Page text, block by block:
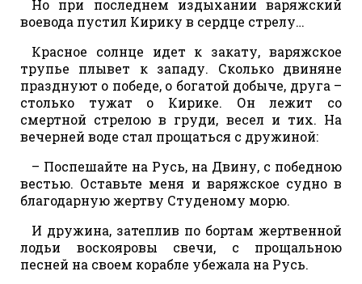
Но при последнем издыхании варяжский
воевода пустил Кирику в сердце стрелу…
Красное солнце идет к закату, варяжское
трупье плывет к западу. Сколько двиняне
празднуют о победе, о богатой добыче, друга –
столько тужат о Кирике. Он лежит со
смертной стрелою в груди, весел и тих. На
вечерней воде стал прощаться с дружиной:
– Поспешайте на Русь, на Двину, с победною
вестью. Оставьте меня и варяжское судно в
благодарную жертву Студеному морю.
И дружина, затеплив по бортам жертвенной
лодьи воскояровы свечи, с прощальною
песней на своем корабле убежала на Русь.